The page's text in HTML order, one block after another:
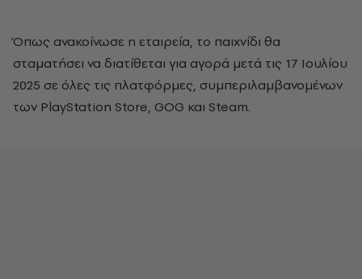
Όπως ανακοίνωσε η εταιρεία, το παιχνίδι θα
σταματήσει να διατίθεται για αγορά μετά τις 17 Ιουλίου
2025 σε όλες τις πλατφόρμες, συμπεριλαμβανομένων
των PlayStation Store, GOG και Steam.